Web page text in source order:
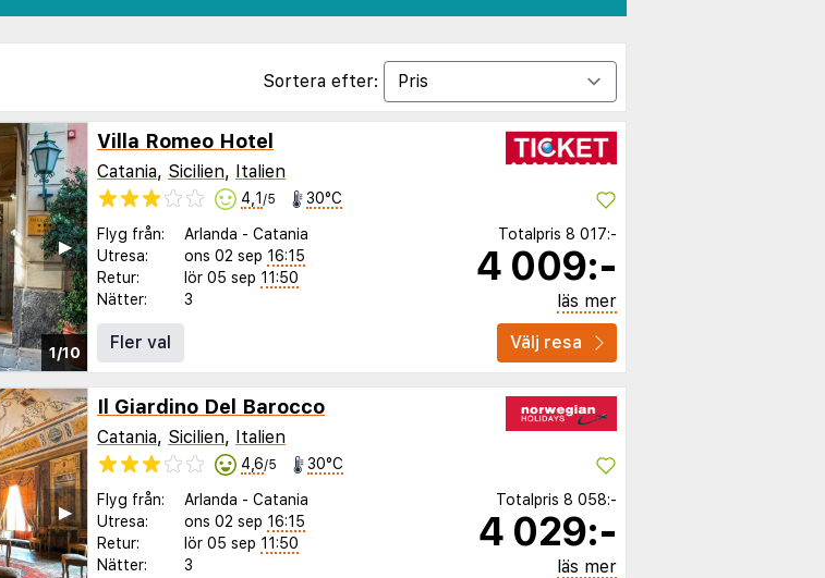
Sortera efter:
1/10
▶︎
Villa Romeo Hotel
Catania, Sicilien, Italien
4,1 /5 30°C
Flyg från: Arlanda - Catania
Utresa:
ons 02 sep 16:15
Retur:
lör 05 sep 11:50
Nätter:
3
Totalpris 8 017:-
4 009:-
läs mer
Fler val
Välj resa
▶︎
Il Giardino Del Barocco
Catania, Sicilien, Italien
4,6/5 30°C
Flyg från: Arlanda - Catania
Utresa:
ons 02 sep 16:15
Retur:
lör 05 sep 11:50
Nätter:
3
Totalpris 8 058:-
4 029:-
läs mer